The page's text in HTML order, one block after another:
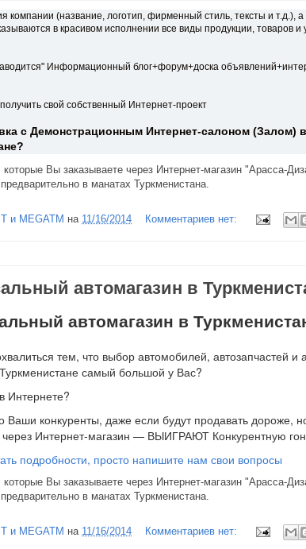
компании (название, логотип, фирменный стиль, тексты и т.д.),
в красивом исполнении все виды продукции, товаров и
Информационный блог+форум+доска
свой собственный Интернет-проект
с Демонстрационным Интернет-салоном (Залом) в
Вы заказываете через Интернет-магазин "Арасса-
в манатах Туркменистана.
и MEGATM на 11/16/2014 Комментариев нет:
автомагазин в
автомагазин в
тем, что выбор автомобилей, автозапчастей и
самый большой у Вас?
Интернете?
Ваши конкуренты, даже если будут продавать дороже,
через Интернет-магазин — ВЫИГРАЮТ Конкурентную
подробности, просто напишите нам свои вопросы
Вы заказываете через Интернет-магазин "Арасса-
в манатах Туркменистана.
и MEGATM на 11/16/2014 Комментариев нет: